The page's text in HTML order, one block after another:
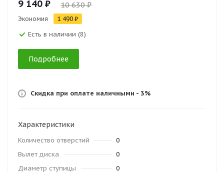
9 140 ₽ 10 630 ₽
Экономия 1 490 ₽
Есть в наличии (8)
Подробнее
Скидка при оплате наличными - 3%
Характеристики
Количество отверстий
0
Вылет диска
0
Диаметр ступицы
0